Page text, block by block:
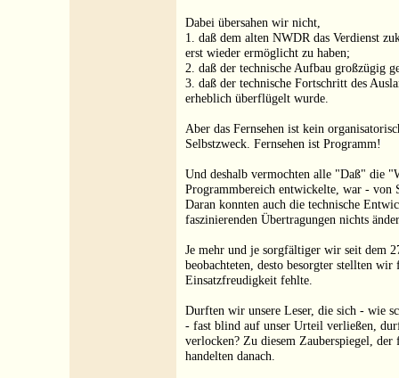
Dabei übersahen wir nicht,
1. daß dem alten NWDR das Verdienst
erst wieder ermöglicht zu haben;
2. daß der technische Aufbau großzügig
3. daß der technische Fortschritt des
erheblich überflügelt wurde.
Aber das Fernsehen ist kein
Selbstzweck. Fernsehen ist Programm!
Und deshalb vermochten alle "Daß" die
Programmbereich entwickelte, war - von
Daran konnten auch die technische
faszinierenden Übertragungen nichts
Je mehr und je sorgfältiger wir seit dem
beobachteten, desto besorgter stellten
Einsatzfreudigkeit fehlte.
Durften wir unsere Leser, die sich - wie
- fast blind auf unser Urteil verließen,
verlocken? Zu diesem Zauberspiegel,
handelten danach.